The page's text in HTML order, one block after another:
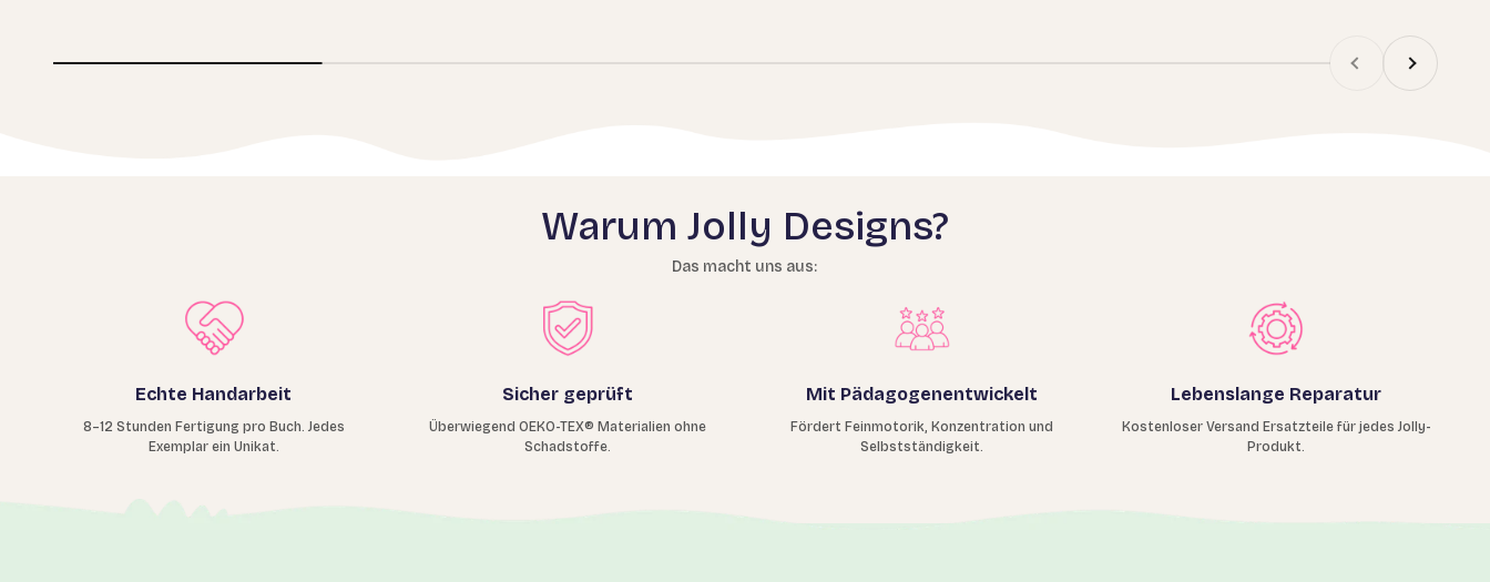
PreviousNext
Warum Jolly Designs?
Das macht uns aus:
Echte Handarbeit
8–12 Stunden Fertigung pro Buch. Jedes
Exemplar ein Unikat.
Sicher geprüft
Überwiegend OEKO-TEX® Materialien ohne
Schadstoffe.
Mit Pädagogenentwickelt
Fördert Feinmotorik, Konzentration und
Selbstständigkeit.
Lebenslange Reparatur
Kostenloser Versand Ersatzteile für jedes Jolly-
Produkt.